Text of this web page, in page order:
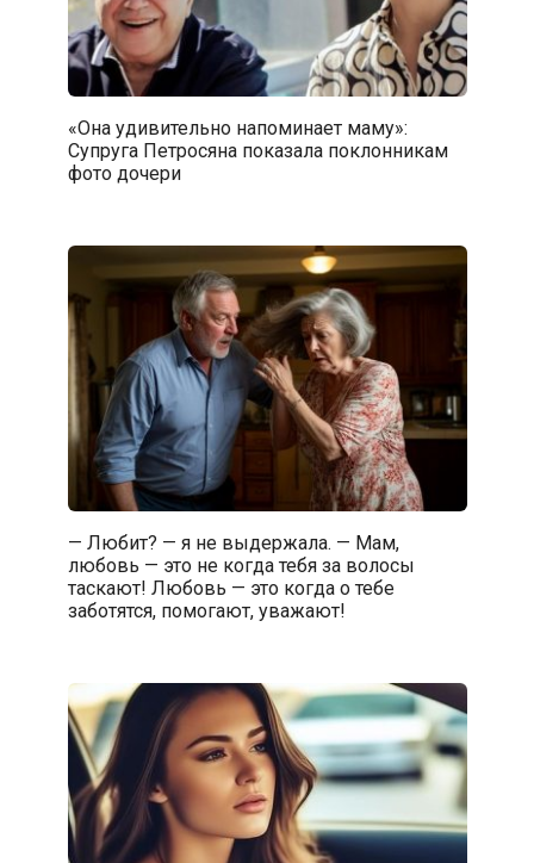
«Она удивительно напоминает маму»:
Супруга Петросяна показала поклонникам
фото дочери
— Любит? — я не выдержала. — Мам,
любовь — это не когда тебя за волосы
таскают! Любовь — это когда о тебе
заботятся, помогают, уважают!